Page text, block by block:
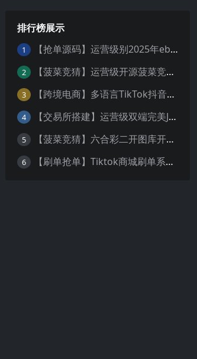
排行榜展示
1 【抢单源码】运营级别2025年ebay易贝多语言抢单刷单系统/叠加组/打针/独立代理后台/订单自动匹配系统
2 【菠菜竞猜】运营级开源菠菜竞猜游戏/番摊玩法/无授权完整数据/带控制/机器人/预设开奖
3 【跨境电商】多语言TikTok抖音免登陆内嵌商城|商家入驻一键铺货
4 【交易所搭建】运营级双端完美JAVA多语言交易所源码/区块链交易所/秒合约交易/币币交易/U本位合约/Ai智能控盘
5 【菠菜竞猜】六合彩二开图库开奖系统/开奖图库/澳门香港六合彩开奖网
6 【刷单抢单】Tiktok商城刷单系统+叠加组打针+带五级分销